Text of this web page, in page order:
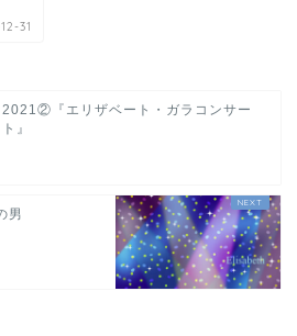
31
2021②『エリザベート・ガラコンサー
ト』
男